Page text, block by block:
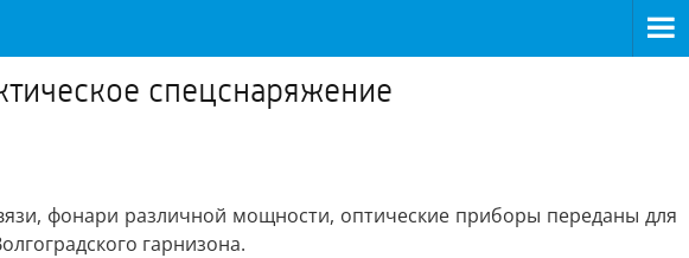
спецснаряжение
фонари различной мощности, оптические приборы переданы для
гарнизона.